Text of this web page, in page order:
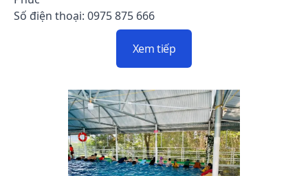
Số điện thoại: 0975 875 666
Xem tiếp